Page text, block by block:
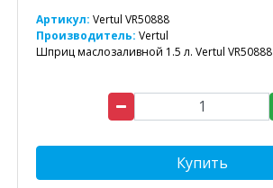
Артикул: Vertul VR50888
Производитель: Vertul
Шприц маслозаливной 1.5 л. Vertul VR50888
Купить